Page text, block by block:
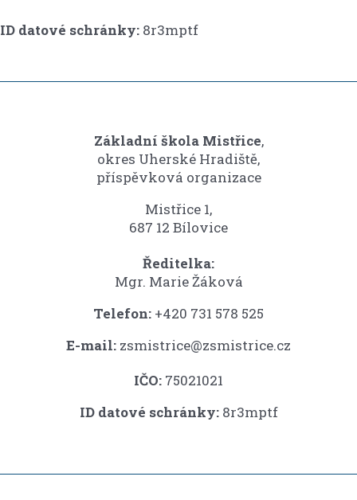
ID datové schránky: 8r3mptf
Základní škola Mistřice,
okres Uherské Hradiště,
příspěvková organizace
Mistřice 1,
687 12 Bílovice
Ředitelka:
Mgr. Marie Žáková
Telefon: +420 731 578 525
E-mail: zsmistrice@zsmistrice.cz
IČO: 75021021
ID datové schránky:8r3mptf